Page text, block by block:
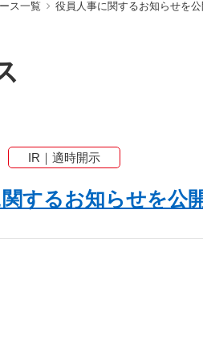
ス一覧 役員人事に関するお知らせを
IR｜適時開示
するお知らせを公